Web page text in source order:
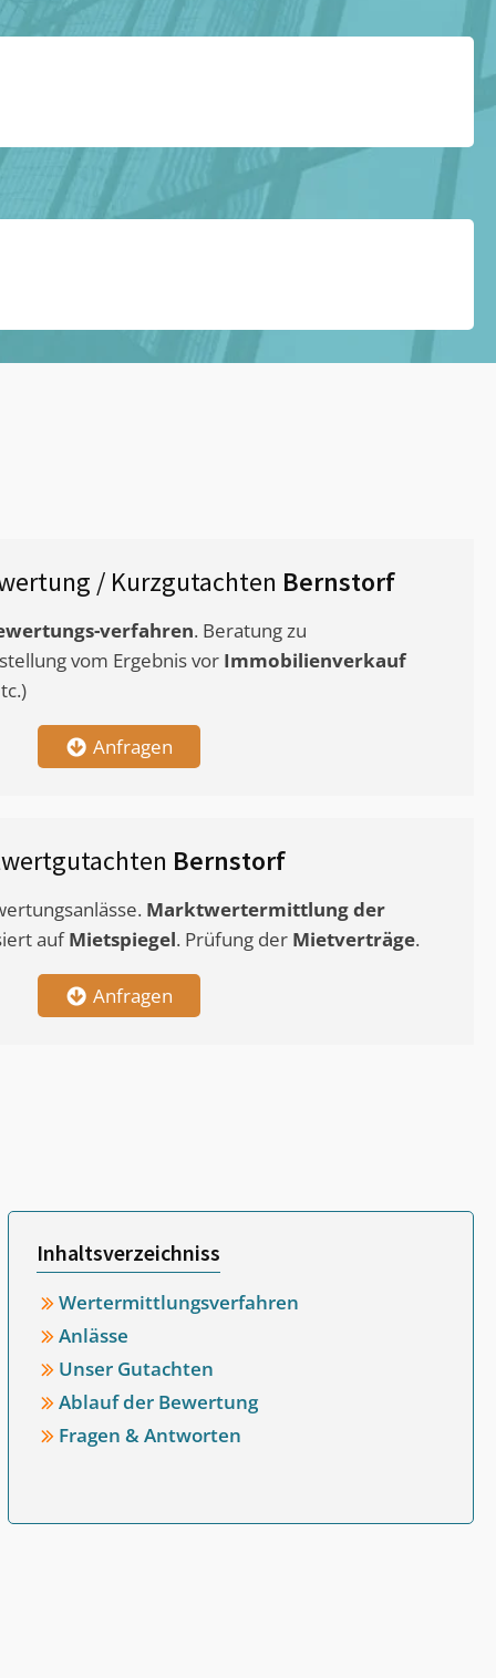
/ Kurzgutachten Bernstorf
verfahren. Beratung zu
vom Ergebnis vor Immobilienverkauf
Anfragen
Bernstorf
Marktwertermittlungder
aufMietspiegel. Prüfung der Mietverträge.
Anfragen
Inhaltsverzeichniss
Wertermittlungsverfahren
Anlässe
Unser Gutachten
Ablauf der Bewertung
Fragen & Antworten